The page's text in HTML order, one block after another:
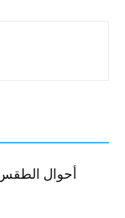
أحوال